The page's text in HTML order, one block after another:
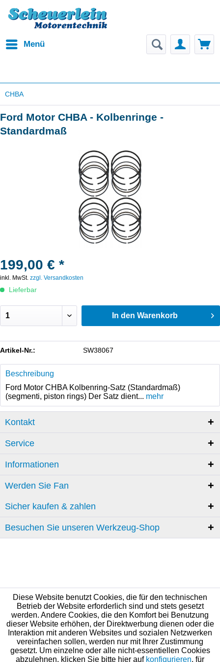
Menü
CHBA
Ford Motor CHBA - Kolbenringe -
Standardmaß
199,00 € *
inkl. MwSt. zzgl. Versandkosten
Lieferbar
In den Warenkorb
Artikel-Nr.: SW38067
Beschreibung
Ford Motor CHBA Kolbenring-Satz (Standardmaß)
(segmenti, piston rings) Der Satz dient... mehr
Kontakt
Service
Informationen
Werden Sie Fan
Sicher kaufen & zahlen
Besuchen Sie unseren Werkzeug-Shop
Diese Website benutzt Cookies, die für den technischen
Betrieb der Website erforderlich sind und stets gesetzt
werden. Andere Cookies, die den Komfort bei Benutzung
dieser Website erhöhen, der Direktwerbung dienen oder die
Interaktion mit anderen Websites und sozialen Netzwerken
vereinfachen sollen, werden nur mit Ihrer Zustimmung
gesetzt. Um einzelne oder alle nicht-essentiellen Cookies
abzulehnen, klicken Sie bitte hier auf konfigurieren, für